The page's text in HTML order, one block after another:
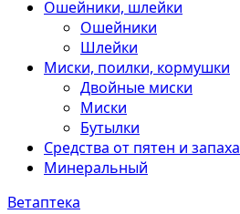
Ошейники, шлейки
Ошейники
Шлейки
Миски, поилки, кормушки
Двойные миски
Миски
Бутылки
Средства от пятен и запаха
Минеральный
Ветаптека